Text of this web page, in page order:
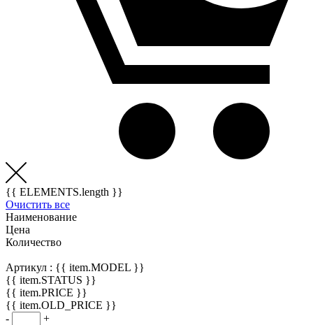
{{ ELEMENTS.length }}
Очистить все
Наименование
Цена
Количество
Артикул : {{ item.MODEL }}
{{ item.STATUS }}
{{ item.PRICE }}
{{ item.OLD_PRICE }}
-
+